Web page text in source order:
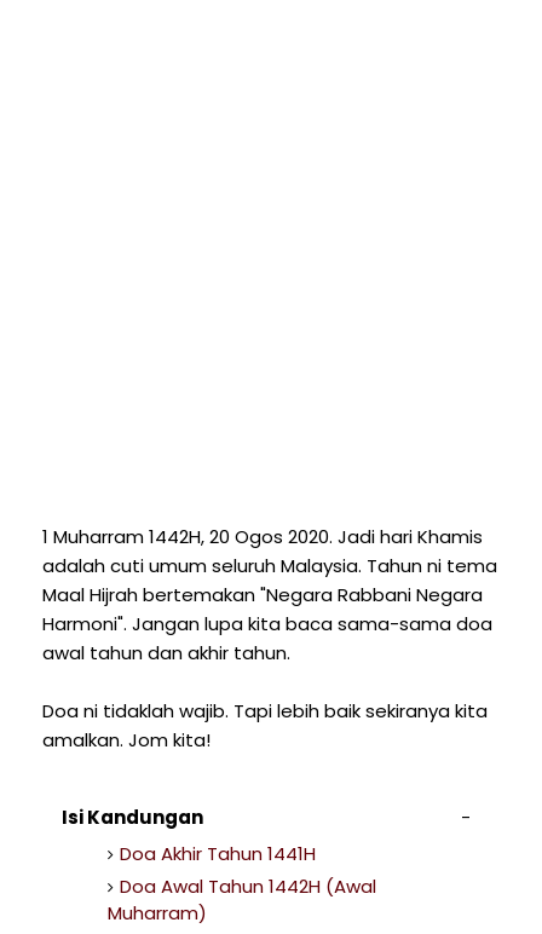
1 Muharram 1442H, 20 Ogos 2020. Jadi hari Khamis
adalah cuti umum seluruh Malaysia. Tahun ni tema
Maal Hijrah bertemakan "Negara Rabbani Negara
Harmoni". Jangan lupa kita baca sama-sama doa
awal tahun dan akhir tahun.
Doa ni tidaklah wajib. Tapi lebih baik sekiranya kita
amalkan. Jom kita!
Isi Kandungan
Doa Akhir Tahun 1441H
Doa Awal Tahun 1442H (Awal
Muharram)